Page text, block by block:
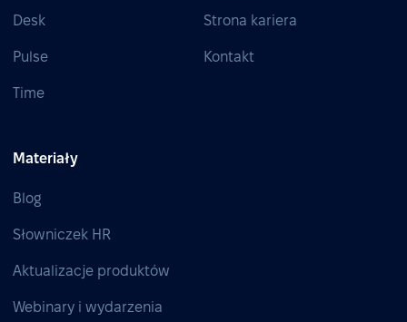
Desk
Pulse
Time
Strona kariera
Kontakt
Materiały
Blog
Słowniczek HR
Aktualizacje produktów
Webinary i wydarzenia